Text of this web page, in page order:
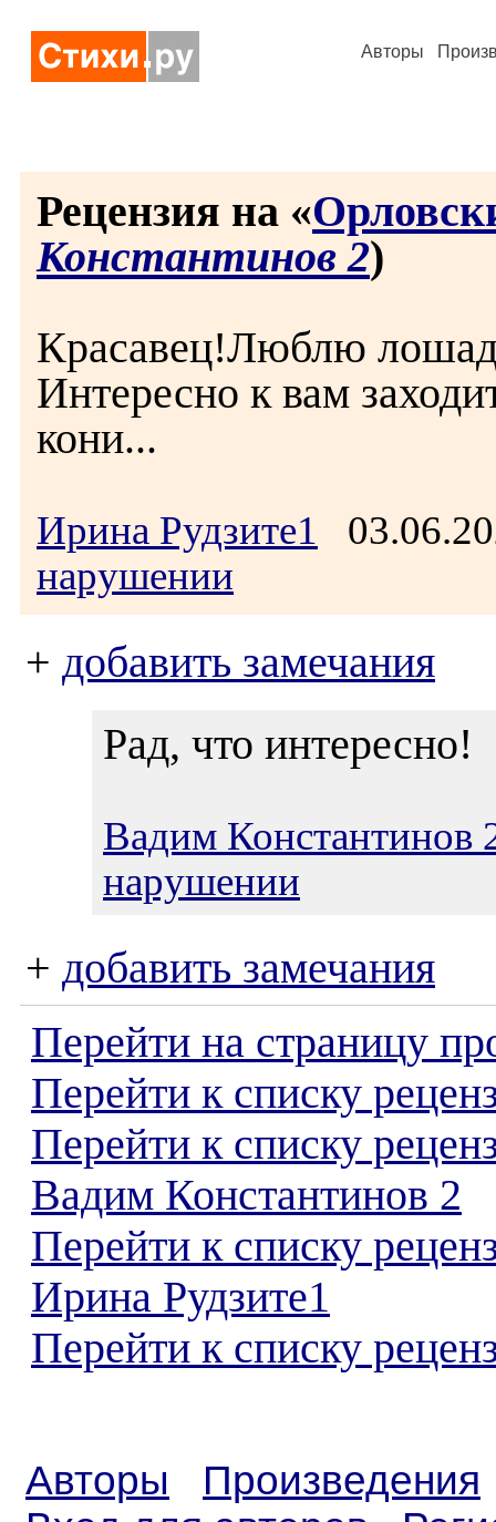
Авторы
Рецензия на «
Константинов 2)
Красавец!Люблю
Интересно к вам
кони...
Ирина Рудзите1
нарушении
+ добавить замечания
Рад, что интересно!
Вадим Константинов
нарушении
+ добавить замечания
Перейти на страницу
Перейти к списку
Перейти к списку
Вадим Константинов 2
Перейти к списку
Ирина Рудзите1
Перейти к списку
Авторы
Произведения